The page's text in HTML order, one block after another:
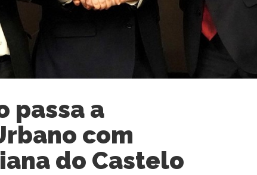
passa a
com
do Castelo